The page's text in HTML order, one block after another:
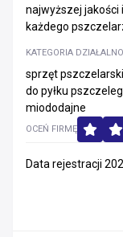
najwyższej jakości
każdego
KATEGORIA
sprzęt
do pyłku
miododajne
OCEŃ FIRMĘ
Data rejestracji